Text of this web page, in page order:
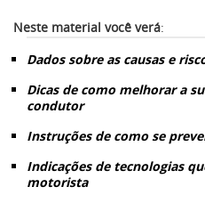
Neste material você verá:
Dados sobre as causas e
Dicas de como melhorar a
condutor
Instruções de como se
Indicações de tecnologias
motorista